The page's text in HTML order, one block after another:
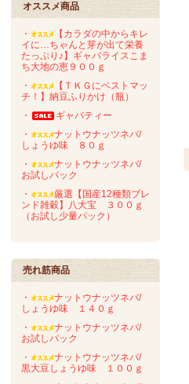
オススメ商品
・
【カラダの中からキレ
イに…ちゃんと芽が出て栄養
たっぷり♪】ギャバライスこま
ち大地の恵９００ｇ
・
【ＴＫＧにベストマッ
チ！】納豆ふりかけ（瓶）
・
ギャバティー
・
ナットウナッツネバ/
しょうゆ味 ８０ｇ
・
ナットウナッツネバ/
お試しパック
・
厳選【国産12種類ブレ
ンド雑穀】八大宝 ３００ｇ
（お試し少量パック）
売れ筋商品
・
ナットウナッツネバ/
しょうゆ味 １４０ｇ
・
ナットウナッツネバ/
お試しパック
・
ナットウナッツネバ/
黒大豆しょうゆ味 １００ｇ